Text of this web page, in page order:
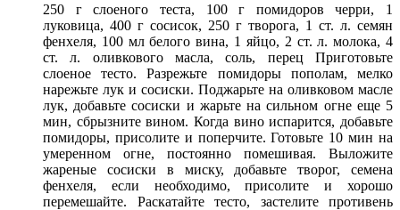
250 г слоеного теста, 100 г помидоров черри, 1
луковица, 400 г сосисок, 250 г творога, 1 ст. л. семян
фенхеля, 100 мл белого вина, 1 яйцо, 2 ст. л. молока, 4
ст. л. оливкового масла, соль, перец Приготовьте
слоеное тесто. Разрежьте помидоры пополам, мелко
нарежьте лук и сосиски. Поджарьте на оливковом масле
лук, добавьте сосиски и жарьте на сильном огне еще 5
мин, сбрызните вином. Когда вино испарится, добавьте
помидоры, присолите и поперчите. Готовьте 10 мин на
умеренном огне, постоянно помешивая. Выложите
жареные сосиски в миску, добавьте творог, семена
фенхеля, если необходимо, присолите и хорошо
перемешайте. Раскатайте тесто, застелите противень